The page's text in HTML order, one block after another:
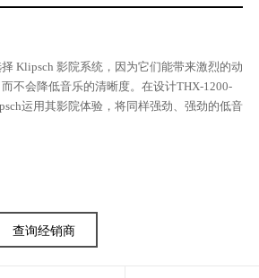
Klipsch 影院系统，因为它们能带来激烈的动
不会降低音乐的清晰度。在设计THX-1200-
运用其影院体验，将同样强劲、强劲的低音
查询经销商